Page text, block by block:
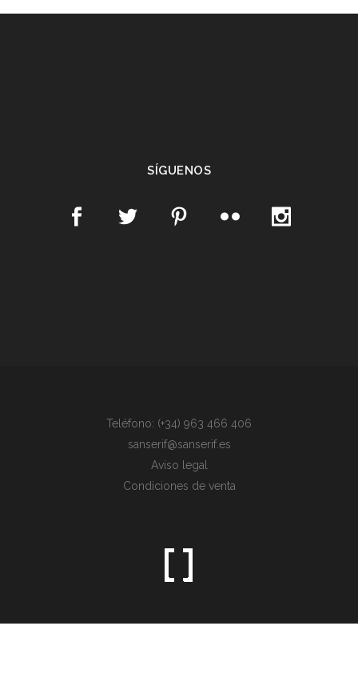
SÍGUENOS
Teléfono: (+34) 963 466 406
sanserif@sanserif.es
Aviso legal
Condiciones de venta